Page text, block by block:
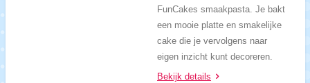
FunCakes smaakpasta. Je bakt
een mooie platte en smakelijke
cake die je vervolgens naar
eigen inzicht kunt decoreren.
Bekijk details